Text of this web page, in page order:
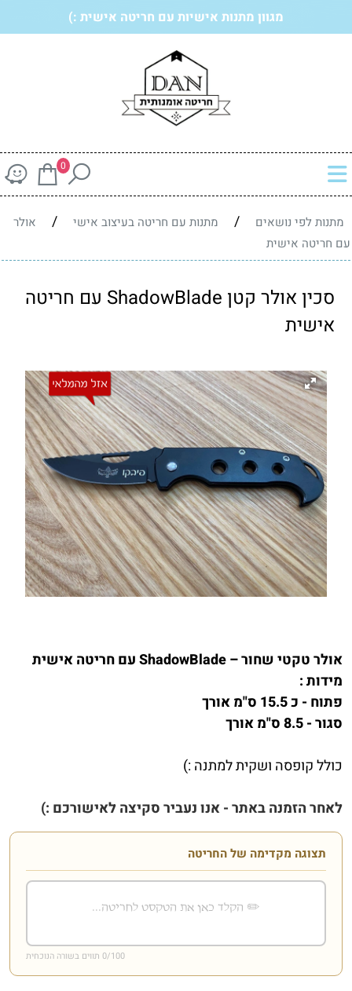
מגוון מתנות אישיות עם חריטה אישית :)
0
מתנות לפי נושאים / מתנות עם חריטה בעיצוב אישי /
אולר
עם חריטה אישית
סכין אולר קטן ShadowBlade עם חריטה
אישית
אולר טקטי שחור – ShadowBlade עם חריטה אישית
מידות :
פתוח - כ 15.5 ס"מ אורך
סגור - 8.5 ס"מ אורך
כולל קופסה ושקית למתנה :)
לאחר הזמנה באתר - אנו נעביר סקיצה לאישורכם :)
תצוגה מקדימה של החריטה
0/100 תווים בשורה הנוכחית